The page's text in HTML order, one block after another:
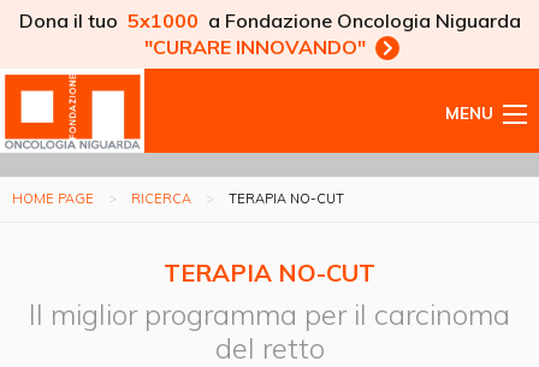
Dona il tuo 5x1000 a Fondazione Oncologia Niguarda
"CURARE INNOVANDO"
MENU
HOME PAGE RICERCA TERAPIA NO-CUT
TERAPIA NO-CUT
Il miglior programma per il carcinoma
del retto